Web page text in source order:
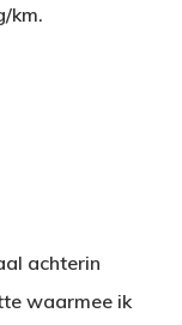
km.
achterin
waarmee ik